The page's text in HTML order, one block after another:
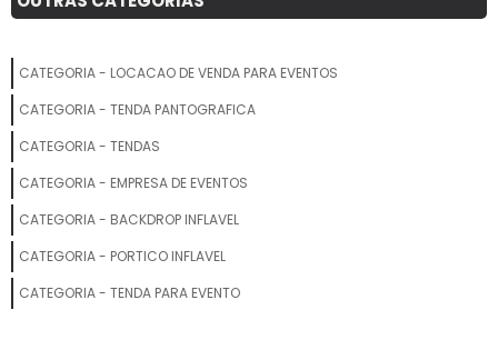
TENDA INFLAVEL PARA FEIRAS PROMOCIONAL
TENDA PROMOCIONAL
MONTAGEM DE TENDAS PARA EVENTOS
CATEGORIA - LOCACAO DE VENDA PARA EVENTOS
CATEGORIA - TENDA PANTOGRAFICA
CATEGORIA - TENDAS
CATEGORIA - EMPRESA DE EVENTOS
CATEGORIA - BACKDROP INFLAVEL
CATEGORIA - PORTICO INFLAVEL
CATEGORIA - TENDA PARA EVENTO